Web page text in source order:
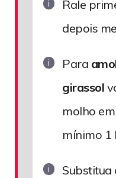
Rale
depois
Para
girassol
molho
mínimo 1
Substitua